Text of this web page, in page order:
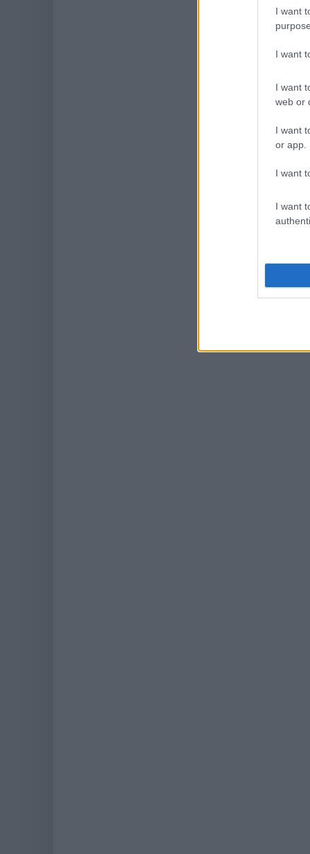
I want
I want
I want
web or
I want
or app.
I want
I want